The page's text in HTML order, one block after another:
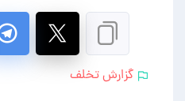
گزارش تخلف